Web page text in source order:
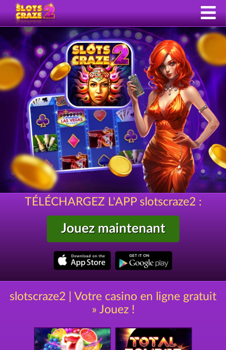
TÉLÉCHARGEZ L'APP slotscraze2 :
Jouez maintenant
slotscraze2 | Votre casino en ligne gratuit
» Jouez !